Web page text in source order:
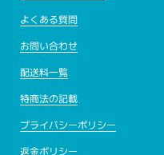
よくある質問
お問い合わせ
配送料一覧
特商法の記載
プライバシーポリシー
返金ポリシー